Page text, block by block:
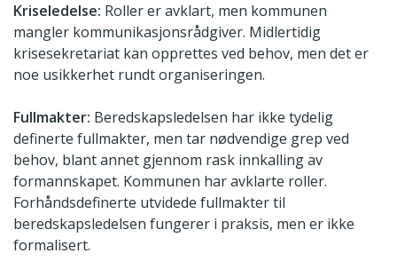
Kriseledelse: Roller er avklart, men kommunen
mangler kommunikasjonsrådgiver. Midlertidig
krisesekretariat kan opprettes ved behov, men det er
noe usikkerhet rundt organiseringen.
Fullmakter: Beredskapsledelsen har ikke tydelig
definerte fullmakter, men tar nødvendige grep ved
behov, blant annet gjennom rask innkalling av
formannskapet. Kommunen har avklarte roller.
Forhåndsdefinerte utvidede fullmakter til
beredskapsledelsen fungerer i praksis, men er ikke
formalisert.